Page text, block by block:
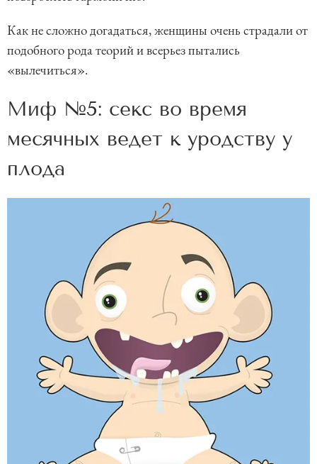
Как не сложно догадаться, женщины очень страдали от
подобного рода теорий и всерьез пытались
«вылечиться».
Миф №5: секс во время
месячных ведет к уродству у
плода